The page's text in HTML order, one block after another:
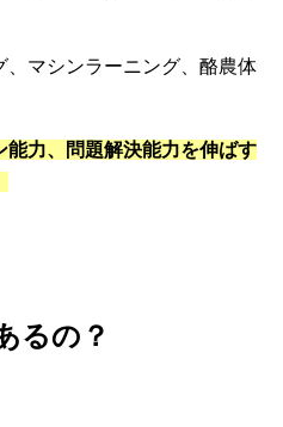
マシンラーニング、酪農体
力、
問題解決能力を伸ばす
るの？